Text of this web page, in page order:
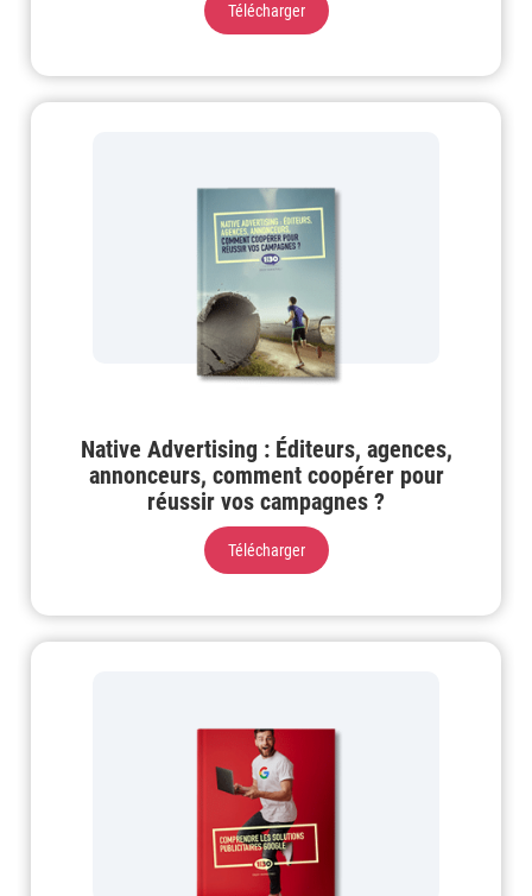
Télécharger
Native Advertising : Éditeurs, agences,
annonceurs, comment coopérer pour
réussir vos campagnes ?
Télécharger